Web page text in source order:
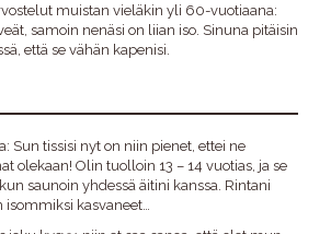
muistan vieläkin yli 60-vuotiaana:
samoin nenäsi on liian iso. Sinuna pitäisin
että se vähän kapenisi.
Sun tissisi nyt on niin pienet, ettei ne
olekaan! Olin tuolloin 13 – 14 vuotias, ja se
saunoin yhdessä äitini kanssa. Rintani
kasvaneet…